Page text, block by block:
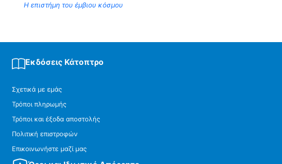
Η επιστήμη του έμβιου κόσμου
Εκδόσεις Κάτοπτρο
Σχετικά με εμάς
Τρόποι πληρωμής
Τρόποι και έξοδα αποστολής
Πολιτική επιστροφών
Επικοινωνήστε μαζί μας